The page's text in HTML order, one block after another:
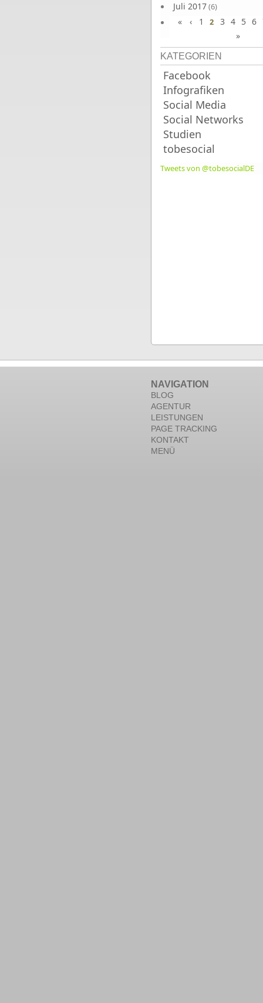
Juli 2017(6)
Juni 2017(6)
« ‹ 1 2 3 4 5 6
»
KATEGORIEN
Facebook
Infografiken
Social Media
Social Networks
Studien
tobesocial
Tweets von @tobesocialDE
NAVIGATION
BLOG
AGENTUR
LEISTUNGEN
PAGE TRACKING
KONTAKT
MENÜ